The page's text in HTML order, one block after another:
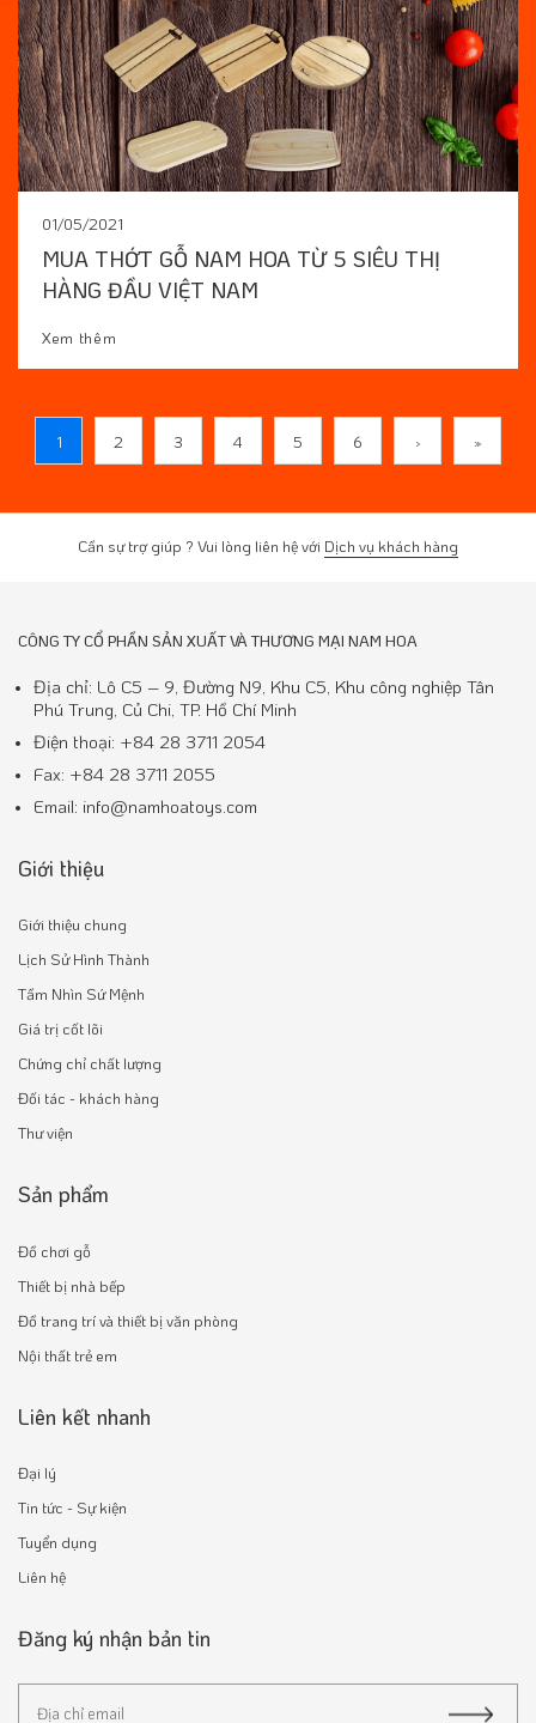
01/05/2021
MUA THỚT GỖ NAM HOA TỪ 5 SIÊU THỊ
HÀNG ĐẦU VIỆT NAM
Xem thêm
1 2 3 4 5 6 › »
Cần sự trợ giúp ? Vui lòng liên hệ với Dịch vụ khách hàng
CÔNG TY CỔ PHẦN SẢN XUẤT VÀ THƯƠNG MẠI NAM HOA
Địa chỉ: Lô C5 – 9, Đường N9, Khu C5, Khu công nghiệp Tân
Phú Trung, Củ Chi, TP. Hồ Chí Minh
Điện thoại: +84 28 3711 2054
Fax: +84 28 3711 2055
Email: info@namhoatoys.com
Giới thiệu
Giới thiệu chung
Lịch Sử Hình Thành
Tầm Nhìn Sứ Mệnh
Giá trị cốt lõi
Chứng chỉ chất lượng
Đối tác - khách hàng
Thư viện
Sản phẩm
Đồ chơi gỗ
Thiết bị nhà bếp
Đồ trang trí và thiết bị văn phòng
Nội thất trẻ em
Liên kết nhanh
Đại lý
Tin tức - Sự kiện
Tuyển dụng
Liên hệ
Đăng ký nhận bản tin